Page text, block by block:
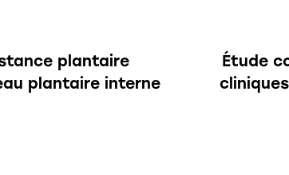
plantaire
plantaire interne
Étude